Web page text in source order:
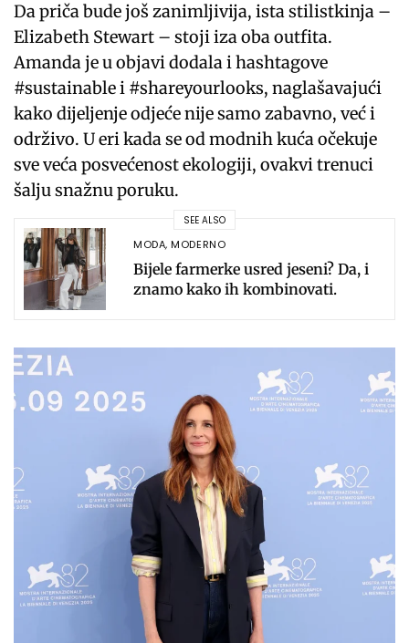
Da priča bude još zanimljivija, ista stilistkinja –
Elizabeth Stewart – stoji iza oba outfita.
Amanda je u objavi dodala i hashtagove
#sustainable i #shareyourlooks, naglašavajući
kako dijeljenje odjeće nije samo zabavno, već i
održivo. U eri kada se od modnih kuća očekuje
sve veća posvećenost ekologiji, ovakvi trenuci
šalju snažnu poruku.
SEE ALSO
MODA,MODERNO
Bijele farmerke usred jeseni? Da, i
znamo kako ih kombinovati.